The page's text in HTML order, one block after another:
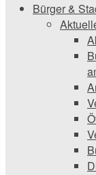
Bürger &